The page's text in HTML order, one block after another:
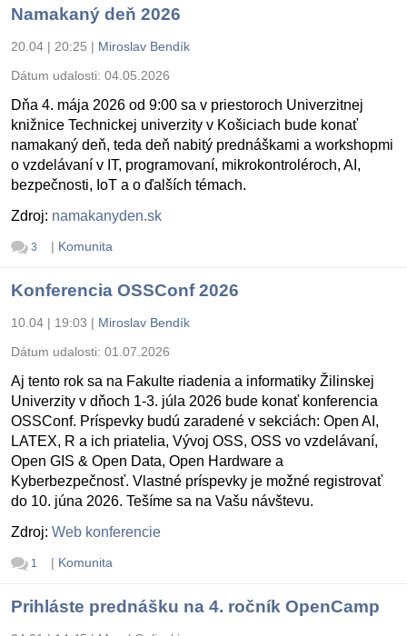
Namakaný deň 2026
20.04 | 20:25 | Miroslav Bendík
Dátum udalosti: 04.05.2026
Dňa 4. mája 2026 od 9:00 sa v priestoroch Univerzitnej
knižnice Technickej univerzity v Košiciach bude konať
namakaný deň, teda deň nabitý prednáškami a workshopmi
o vzdelávaní v IT, programovaní, mikrokontroléroch, AI,
bezpečnosti, IoT a o ďalších témach.
Zdroj: namakanyden.sk
3 | Komunita
Konferencia OSSConf 2026
10.04 | 19:03 | Miroslav Bendík
Dátum udalosti: 01.07.2026
Aj tento rok sa na Fakulte riadenia a informatiky Žilinskej
Univerzity v dňoch 1-3. júla 2026 bude konať konferencia
OSSConf. Príspevky budú zaradené v sekciách: Open AI,
LATEX, R a ich priatelia, Vývoj OSS, OSS vo vzdelávaní,
Open GIS & Open Data, Open Hardware a
Kyberbezpečnosť. Vlastné príspevky je možné registrovať
do 10. júna 2026. Tešíme sa na Vašu návštevu.
Zdroj: Web konferencie
1 | Komunita
Prihláste prednášku na 4. ročník OpenCamp